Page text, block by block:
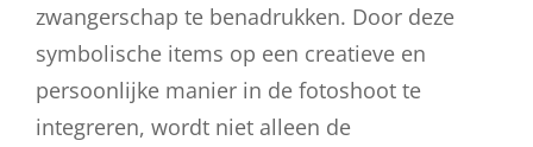
zwangerschap te benadrukken. Door deze
symbolische items op een creatieve en
persoonlijke manier in de fotoshoot te
integreren, wordt niet alleen de